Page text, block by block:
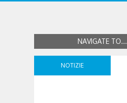
NAVIGATE TO...
NOTIZIE